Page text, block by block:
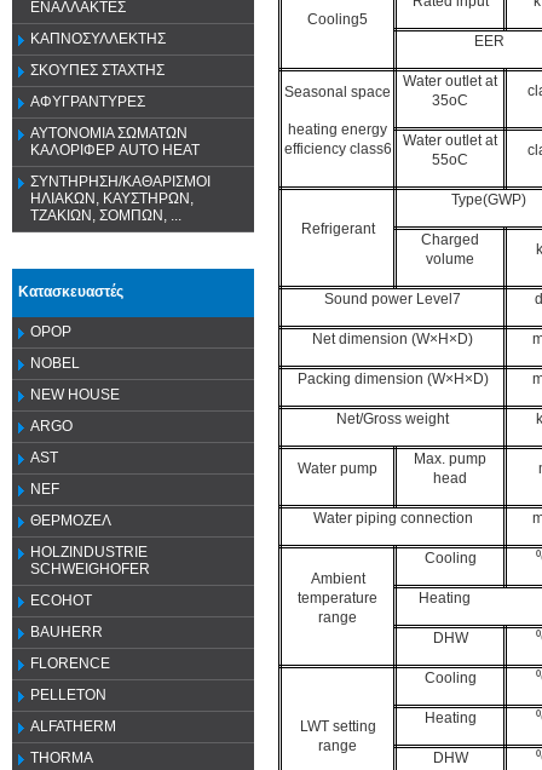
ΕΝΑΛΛΑΚΤΕΣ
ΚΑΠΝΟΣΥΛΛΕΚΤΗΣ
ΣΚΟΥΠΕΣ ΣΤΑΧΤΗΣ
ΑΦΥΓΡΑΝΤΥΡΕΣ
ΑΥΤΟΝΟΜΙΑ ΣΩΜΑΤΩΝ
ΚΑΛΟΡΙΦΕΡ AUTO HEAT
ΣΥΝΤΗΡΗΣΗ/ΚΑΘΑΡΙΣΜΟΙ
ΗΛΙΑΚΩΝ, ΚΑΥΣΤΗΡΩΝ,
ΤΖΑΚΙΩΝ, ΣΟΜΠΩΝ, ...
Κατασκευαστές
OPOP
NOBEL
NEW HOUSE
ARGO
AST
NEF
ΘΕΡΜΟΖΕΛ
HOLZINDUSTRIE
SCHWEIGHOFER
ECOHOT
BAUHERR
FLORENCE
PELLETON
ALFATHERM
THORMA
Cooling5
EER
Seasonal space
heating energy
efficiency class6
Water outlet at
35oC
Water outlet at
55oC
Refrigerant
Type(GWP)
Charged
volume
Sound power Level7
Net dimension (W×H×D)
Packing dimension (W×H×D)
Net/Gross weight
Water pump
Max. pump
head
Water piping connection
Ambient
temperature
range
Cooling
Heating
DHW
LWT setting
range
Cooling
Heating
DHW